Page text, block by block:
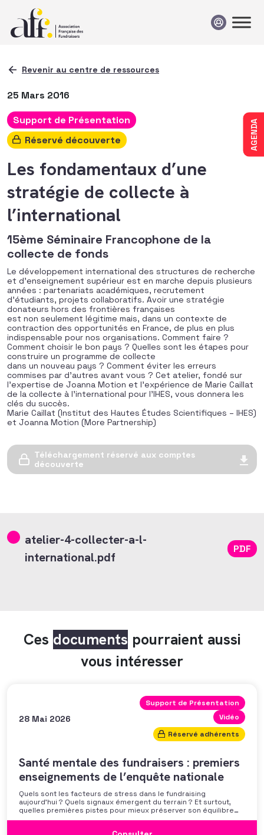
AGENDA
Revenir au centre de ressources
25 Mars 2016
Support de Présentation
Réservé découverte
Les fondamentaux d’une
stratégie de collecte à
l’international
15ème Séminaire Francophone de la
collecte de fonds
Le développement international des structures de recherche
et d’enseignement supérieur est en marche depuis plusieurs
années : partenariats académiques, recrutement
d’étudiants, projets collaboratifs. Avoir une stratégie
donateurs hors des frontières françaises
est non seulement légitime mais, dans un contexte de
contraction des opportunités en France, de plus en plus
indispensable pour nos organisations. Comment faire ?
Comment choisir le bon pays ? Quelles sont les étapes pour
construire un programme de collecte
dans un nouveau pays ? Comment éviter les erreurs
commises par d’autres avant vous ? Cet atelier, fondé sur
l’expertise de Joanna Motion et l’expérience de Marie Caillat
de la collecte à l’international pour l’IHES, vous donnera les
clés du succès.
Marie Caillat (Institut des Hautes Études Scientifiques – IHES)
et Joanna Motion (More Partnership)
Téléchargement réservé aux comptes
découverte
atelier-4-collecter-a-l-
international.pdf
PDF
Ces documents pourraient aussi
vous intéresser
28 Mai 2026
Support de Présentation
Vidéo
Réservé adhérents
Santé mentale des fundraisers : premiers
enseignements de l’enquête nationale
Quels sont les facteurs de stress dans le fundraising
aujourd’hui ? Quels signaux émergent du terrain ? Et surtout,
quelles premières pistes pour mieux préserver son équilibre
professionnel ? L’AFF vous propose un webinaire pour découvrir